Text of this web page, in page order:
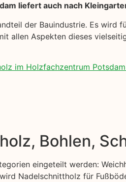
liefert auch nach
der Bauindustrie. Es wird
allen Aspekten dieses
im Holzfachzentrum
Bohlen,
eingeteilt werden:
Nadelschnittholz für